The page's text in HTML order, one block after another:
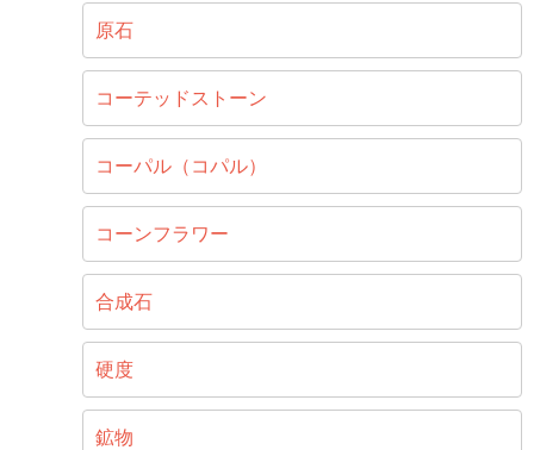
原石
コーテッドストーン
コーパル（コパル）
コーンフラワー
合成石
硬度
鉱物